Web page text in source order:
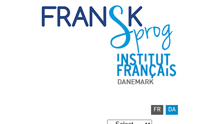
DANEMARK
FR DA